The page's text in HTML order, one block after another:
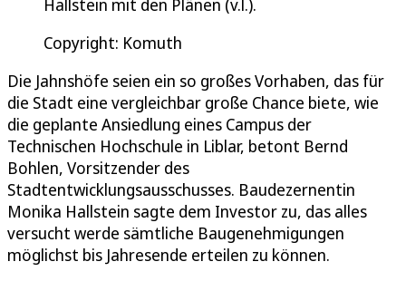
Hallstein mit den Plänen (v.l.).
Copyright: Komuth
Die Jahnshöfe seien ein so großes Vorhaben, das für
die Stadt eine vergleichbar große Chance biete, wie
die geplante Ansiedlung eines Campus der
Technischen Hochschule in Liblar, betont Bernd
Bohlen, Vorsitzender des
Stadtentwicklungsausschusses. Baudezernentin
Monika Hallstein sagte dem Investor zu, das alles
versucht werde sämtliche Baugenehmigungen
möglichst bis Jahresende erteilen zu können.